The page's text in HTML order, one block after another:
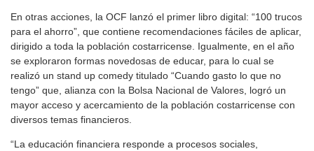
En otras acciones, la OCF lanzó el primer libro digital: “100 trucos
para el ahorro”, que contiene recomendaciones fáciles de aplicar,
dirigido a toda la población costarricense. Igualmente, en el año
se exploraron formas novedosas de educar, para lo cual se
realizó un stand up comedy titulado “Cuando gasto lo que no
tengo” que, alianza con la Bolsa Nacional de Valores, logró un
mayor acceso y acercamiento de la población costarricense con
diversos temas financieros.
“La educación financiera responde a procesos sociales,